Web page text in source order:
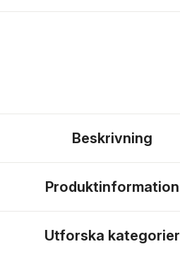
Beskrivning
Produktinformation
Utforska kategorier